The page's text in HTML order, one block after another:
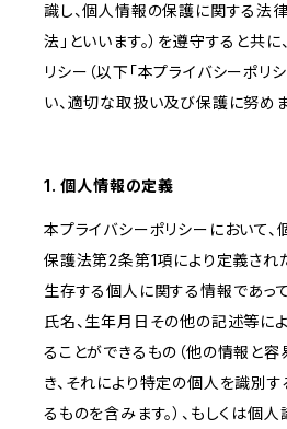
識し、個人情報の保護に関する法
法」といいます。）を遵守すると共
リシー（以下「本プライバシーポリシ
い、適切な取扱い及び保護に努めま
1. 個人情報の定義
本プライバシーポリシーにおいて
保護法第2条第1項により定義され
生存する個人に関する情報であっ
氏名、生年月日その他の記述等に
ることができるもの（他の情報と
き、それにより特定の個人を識別
るものを含みます。）、もしくは個